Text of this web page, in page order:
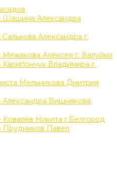
Шашина Александра
Александра г.
Алексея г. Валуйки
Владимира г.
Мельникова Дмитрия
Александра Вишнякова
Никита г.Белгород
Прудников Павел